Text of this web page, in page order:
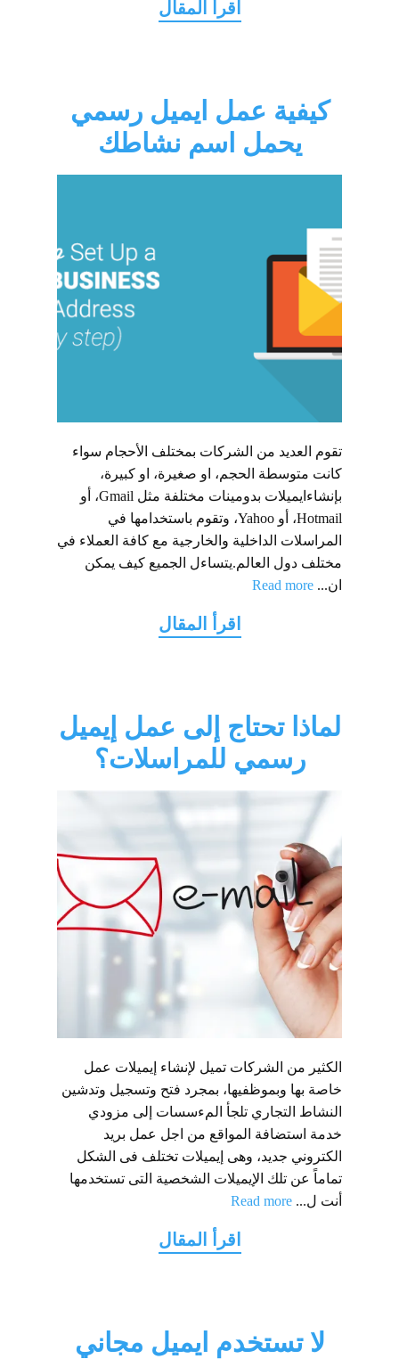
كيفية عمل ايميل رسمي
يحمل اسم نشاطك
تقوم العديد من الشركات بمختلف الأحجام سواء
كانت متوسطة الحجم، او صغيرة، او كبيرة،
بإنشاءايميلات بدومينات مختلفة مثل Gmail، أو
Hotmail، أو Yahoo، وتقوم باستخدامها في
المراسلات الداخلية والخارجية مع كافة العملاء في
مختلف دول العالم.يتساءل الجميع كيف يمكن
ان... Read more
لماذا تحتاج إلى عمل إيميل
رسمي للمراسلات؟
الكثير من الشركات تميل لإنشاء إيميلات عمل
خاصة بها وبموظفيها، بمجرد فتح وتسجيل وتدشين
النشاط التجاري تلجأ المءسسات إلى مزودي
خدمة استضافة المواقع من اجل عمل بريد
الكتروني جديد، وهى إيميلات تختلف فى الشكل
تماماً عن تلك الإيميلات الشخصية التى تستخدمها
أنت ل... Read more
لا تستخدم ايميل مجاني